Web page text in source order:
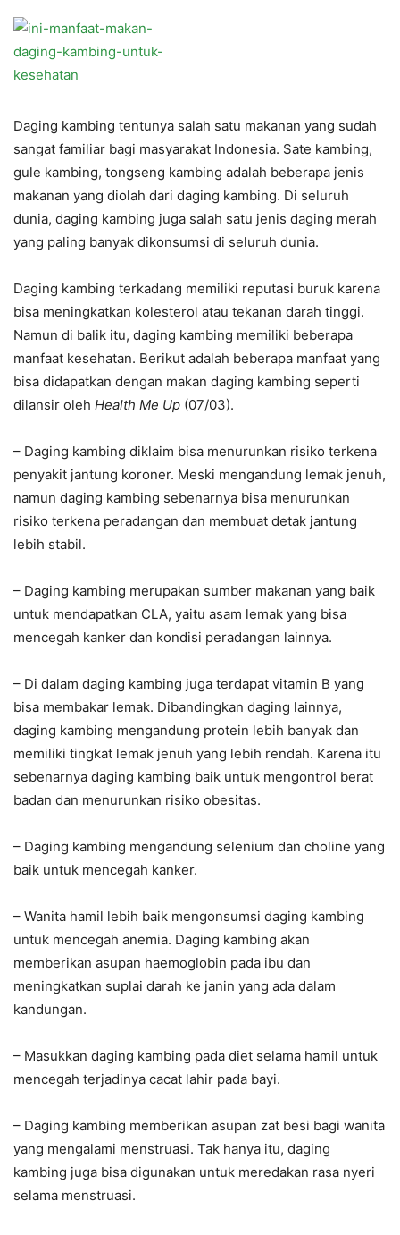
Daging kambing tentunya salah satu makanan yang sudah
sangat familiar bagi masyarakat Indonesia. Sate kambing,
gule kambing, tongseng kambing adalah beberapa jenis
makanan yang diolah dari daging kambing. Di seluruh
dunia, daging kambing juga salah satu jenis daging merah
yang paling banyak dikonsumsi di seluruh dunia.
Daging kambing terkadang memiliki reputasi buruk karena
bisa meningkatkan kolesterol atau tekanan darah tinggi.
Namun di balik itu, daging kambing memiliki beberapa
manfaat kesehatan. Berikut adalah beberapa manfaat yang
bisa didapatkan dengan makan daging kambing seperti
dilansir oleh Health Me Up (07/03).
– Daging kambing diklaim bisa menurunkan risiko terkena
penyakit jantung koroner. Meski mengandung lemak jenuh,
namun daging kambing sebenarnya bisa menurunkan
risiko terkena peradangan dan membuat detak jantung
lebih stabil.
– Daging kambing merupakan sumber makanan yang baik
untuk mendapatkan CLA, yaitu asam lemak yang bisa
mencegah kanker dan kondisi peradangan lainnya.
– Di dalam daging kambing juga terdapat vitamin B yang
bisa membakar lemak. Dibandingkan daging lainnya,
daging kambing mengandung protein lebih banyak dan
memiliki tingkat lemak jenuh yang lebih rendah. Karena itu
sebenarnya daging kambing baik untuk mengontrol berat
badan dan menurunkan risiko obesitas.
– Daging kambing mengandung selenium dan choline yang
baik untuk mencegah kanker.
– Wanita hamil lebih baik mengonsumsi daging kambing
untuk mencegah anemia. Daging kambing akan
memberikan asupan haemoglobin pada ibu dan
meningkatkan suplai darah ke janin yang ada dalam
kandungan.
– Masukkan daging kambing pada diet selama hamil untuk
mencegah terjadinya cacat lahir pada bayi.
– Daging kambing memberikan asupan zat besi bagi wanita
yang mengalami menstruasi. Tak hanya itu, daging
kambing juga bisa digunakan untuk meredakan rasa nyeri
selama menstruasi.